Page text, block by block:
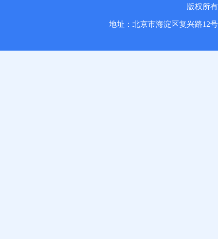
版权所
地址：北京市海淀区复兴路